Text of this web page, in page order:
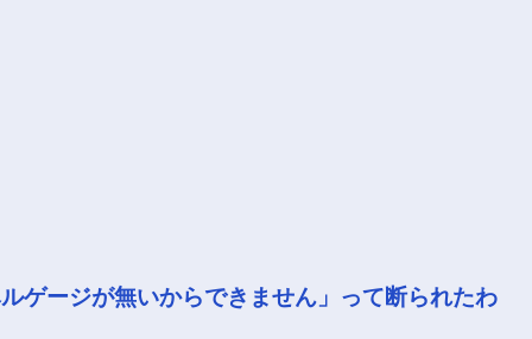
ゲージが無いからできません」って断られたわ